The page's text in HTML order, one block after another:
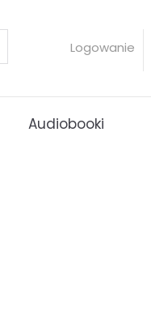
Logowanie
Audiobooki